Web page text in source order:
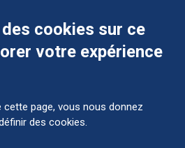
mon hospitalisation ?
cookies sur ce
votre expérience
cette page, vous nous donnez
des cookies.